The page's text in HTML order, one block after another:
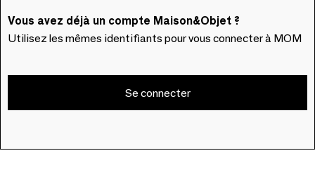
Vous avez déjà un compte Maison&Objet ?
Utilisez les mêmes identifiants pour vous connecter à MOM
Se connecter